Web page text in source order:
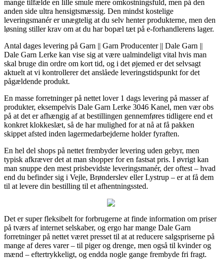
mange tilfælde en lille smule mere omkostningsfuld, men på den
anden side ultra hensigtsmæssig. Den mindst kostelige
leveringsmanér er unægtelig at du selv henter produkterne, men den
løsning stiller krav om at du har bopæl tæt på e-forhandlerens lager.
Antal dages levering på Garn || Garn Producenter || Dale Garn ||
Dale Garn Lerke kan vise sig at være ualmindeligt vital hvis man
skal bruge din ordre om kort tid, og i det øjemed er det selvsagt
aktuelt at vi kontrollerer det anslåede leveringstidspunkt for det
pågældende produkt.
En masse forretninger på nettet lover 1 dags levering på masser af
produkter, eksempelvis Dale Garn Lerke 3046 Kanel, men vær obs
på at det er afhængig af at bestillingen gennemføres tidligere end et
konkret klokkeslæt, så de har mulighed for at nå at få pakken
skippet afsted inden lagermedarbejderne holder fyraften.
En hel del shops på nettet frembyder levering uden gebyr, men
typisk afkræver det at man shopper for en fastsat pris. I øvrigt kan
man snuppe den mest prisbevidste leveringsmanér, der oftest – hvad
end du befinder sig i Vejle, Brønderslev eller Lystrup – er at få dem
til at levere din bestilling til et afhentningssted.
Det er super fleksibelt for forbrugerne at finde information om priser
på tværs af internet selskaber, og ergo har mange Dale Garn
forretninger på nettet været presset til at at reducere salgspriserne på
mange af deres varer – til piger og drenge, men også til kvinder og
mænd – eftertrykkeligt, og endda nogle gange frembyde fri fragt.